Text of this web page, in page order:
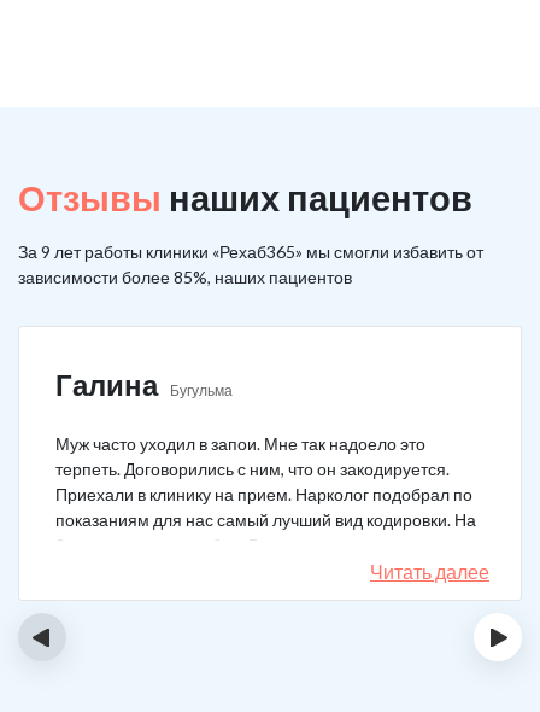
Отзывы наших пациентов
За 9 лет работы клиники «Рехаб365» мы смогли избавить от
зависимости более 85%, наших пациентов
Галина Бугульма
Муж часто уходил в запои. Мне так надоело это
терпеть. Договорились с ним, что он закодируется.
Приехали в клинику на прием. Нарколог подобрал по
показаниям для нас самый лучший вид кодировки. На
3 года поставили рубеж. Вот уже как два года мужа к
Читать далее
‹ ›